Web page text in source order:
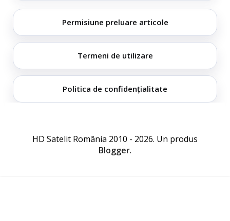
Permisiune preluare articole
Termeni de utilizare
Politica de confidențialitate
HD Satelit România 2010 - 2026. Un produs
Blogger.